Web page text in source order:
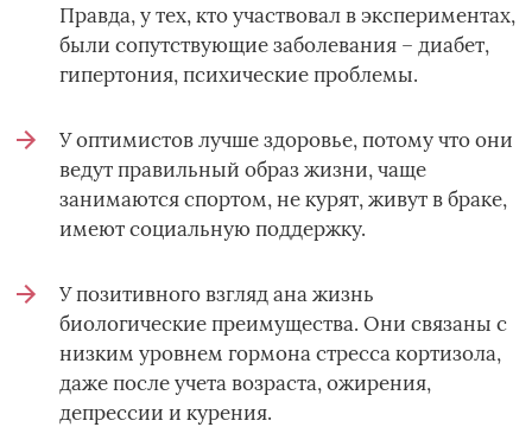
Правда, у тех, кто участвовал в экспериментах,
были сопутствующие заболевания – диабет,
гипертония, психические проблемы.
У оптимистов лучше здоровье, потому что они
ведут правильный образ жизни, чаще
занимаются спортом, не курят, живут в браке,
имеют социальную поддержку.
У позитивного взгляд ана жизнь
биологические преимущества. Они связаны с
низким уровнем гормона стресса кортизола,
даже после учета возраста, ожирения,
депрессии и курения.